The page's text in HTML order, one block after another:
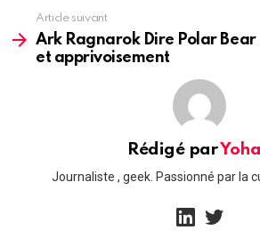
Article suivant
Ark Ragnarok Dire Polar
et apprivoisement
Rédigé par
Journaliste , geek. Passionné par la
linkedin